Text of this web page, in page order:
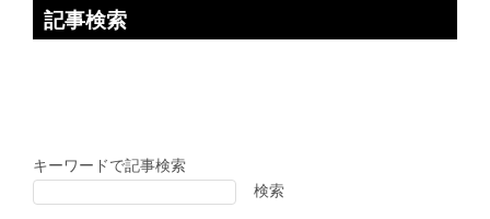
記事検索
キーワードで記事検索
検索